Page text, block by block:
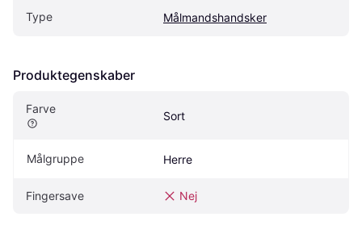
Type Målmandshandsker
Produktegenskaber
Farve
Sort
Målgruppe Herre
Fingersave Nej